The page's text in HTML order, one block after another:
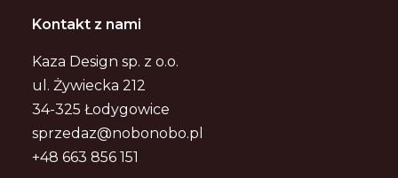
Kontakt z nami
Kaza Design sp. z o.o.
ul. Żywiecka 212
34-325 Łodygowice
sprzedaz@nobonobo.pl
+48 663 856 151